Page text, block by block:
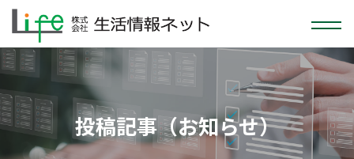
投稿記事（お知らせ）